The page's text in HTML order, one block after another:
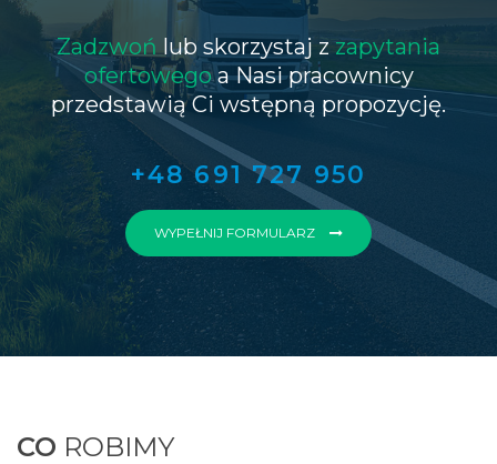
Zadzwońlub skorzystaj zzapytania
ofertowegoa Nasi pracownicy
przedstawią Ci wstępną propozycję.
+48 691 727 950
WYPEŁNIJ FORMULARZ
CO ROBIMY